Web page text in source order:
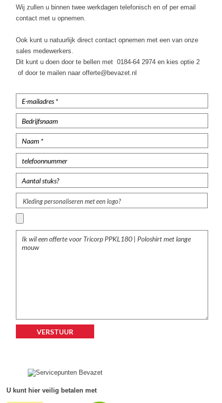
Tanktops
Wij zullen u binnen twee werkdagen telefonisch en of per email
contact met u opnemen.
Ook kunt u natuurlijk direct contact opnemen met een van onze
sales medewerkers.
Dit kunt u doen door te bellen met 0184-64 2974 en kies optie 2
of door te mailen naar offerte@bevazet.nl
Kleding personaliseren met een logo?
U kunt hier veilig betalen met